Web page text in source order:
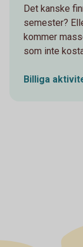
Det kanske
semester?
kommer
som inte
Billiga